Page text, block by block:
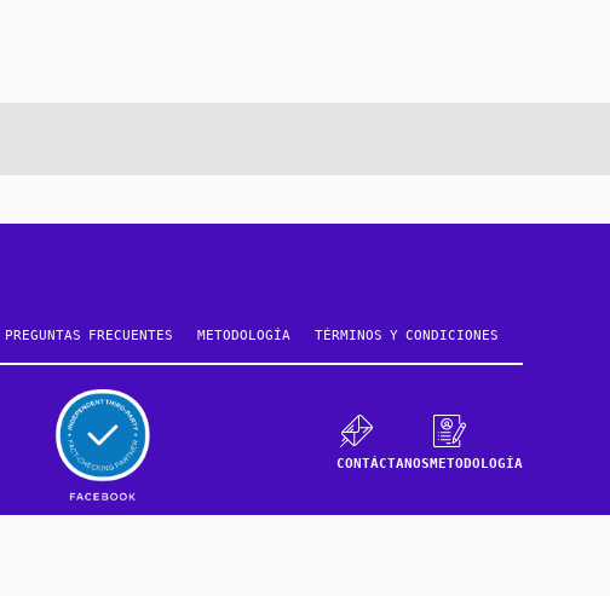
PREGUNTAS FRECUENTES METODOLOGÍA TÉRMINOS Y CONDICIONES
CONTÁCTANOSMETODOLOGÍA